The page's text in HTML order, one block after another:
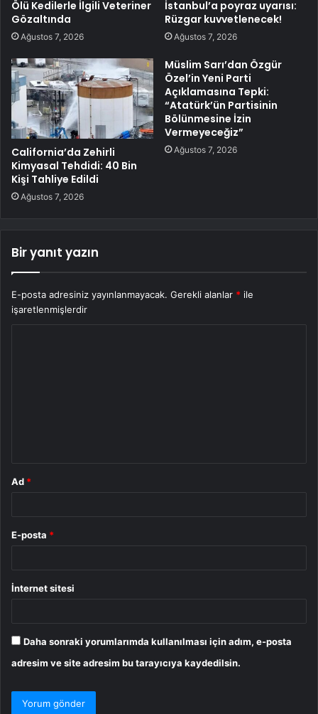
Ölü Kedilerle İlgili Veteriner
Gözaltında
Ağustos 7, 2026
İstanbul’a poyraz uyarısı:
Rüzgar kuvvetlenecek!
Ağustos 7, 2026
California’da Zehirli
Kimyasal Tehdidi: 40 Bin
Kişi Tahliye Edildi
Ağustos 7, 2026
Müslim Sarı’dan Özgür
Özel’in Yeni Parti
Açıklamasına Tepki:
“Atatürk’ün Partisinin
Bölünmesine İzin
Vermeyeceğiz”
Ağustos 7, 2026
Bir yanıt yazın
E-posta adresiniz yayınlanmayacak. Gerekli alanlar * ile
işaretlenmişlerdir
Ad *
E-posta *
İnternet sitesi
Daha sonraki yorumlarımda kullanılması için adım, e-posta
adresim ve site adresim bu tarayıcıya kaydedilsin.